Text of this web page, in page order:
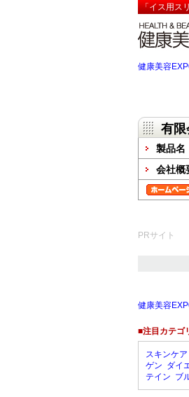
「イス用ス
健康美容
有限
製品名
会社概
PRサイト
健康美容
■注目カテゴ
スキンケア
ゲン ダイ
テイン ブ